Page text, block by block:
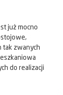
już mocno
tak zwanych
do realizacji